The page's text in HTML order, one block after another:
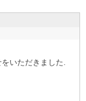
いただきました.